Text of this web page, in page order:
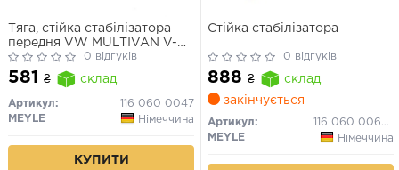
Тяга, стійка стабілізатора
передня VW MULTIVAN V-VI,
TRANSPORTER V-VI
0 відгуків
581 ₴ склад
Артикул:
116 060 0047
MEYLE
Німеччина
КУПИТИ
Стійка стабілізатора
0 відгуків
888 ₴
склад
закінчується
Артикул:
116 060 0063/HD
MEYLE
Німеччина